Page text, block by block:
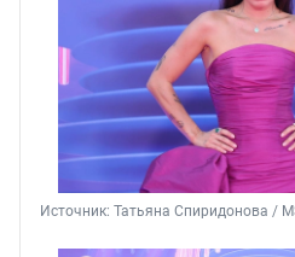
Источник: Татьяна Спиридонова /